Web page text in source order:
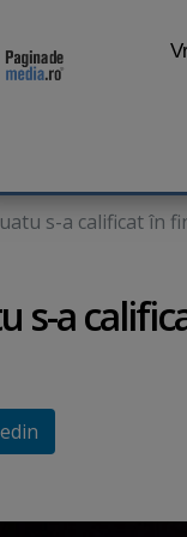
s-a calificat în
s-a